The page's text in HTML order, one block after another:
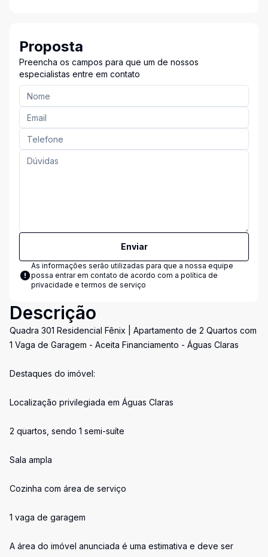
Proposta
Preencha os campos para que um de nossos
especialistas entre em contato
Enviar
As informações serão utilizadas para que a nossa equipe
possa entrar em contato de acordo com a política de
privacidade e termos de serviço
Descrição
Quadra 301 Residencial Fênix | Apartamento de 2 Quartos com
1 Vaga de Garagem - Aceita Financiamento - Águas Claras
Destaques do imóvel:
Localização privilegiada em Águas Claras
2 quartos, sendo 1 semi-suíte
Sala ampla
Cozinha com área de serviço
1 vaga de garagem
A área do imóvel anunciada é uma estimativa e deve ser